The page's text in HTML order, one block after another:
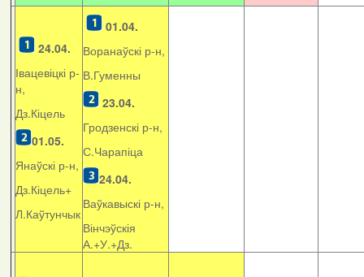
24.04.
Івацевіцкі р-
н,
Дз.Кіцель
01.05.
Янаўскі р-н,
Дз.Кіцель+
Л.Каўтунчык
01.04.
Воранаўскі р-н,
В.Гуменны
23.04.
Гродзенскі р-н,
С.Чарапіца
24.04.
Ваўкавыскі р-н,
Вінчэўскія
А.+У.+Дз.